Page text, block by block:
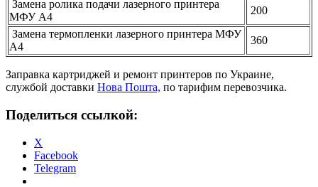
Замена ролика подачи лазерного принтера
МФУ А4
200
Замена термопленки лазерного принтера МФУ
А4
360
Заправка картриджей и ремонт принтеров по Украине,
службой доставки Нова Пошта, по тарифим перевозчика.
Поделиться ссылкой:
X
Facebook
Telegram